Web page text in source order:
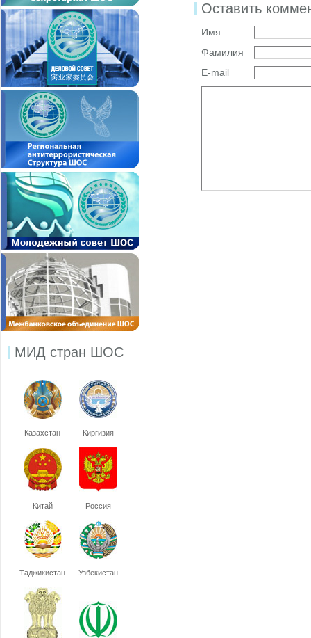
МИД стран ШОС
Казахстан Киргизия
Китай Россия
Таджикистан Узбекистан
Оставить
Имя
Фамилия
E-mail